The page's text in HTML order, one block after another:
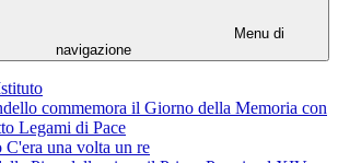
Menu di
navigazione
commemora il Giorno della Memoria con
Legami di Pace
C'era una volta un re